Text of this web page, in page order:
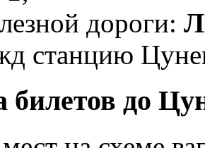
дороги:
станцию
билетов до